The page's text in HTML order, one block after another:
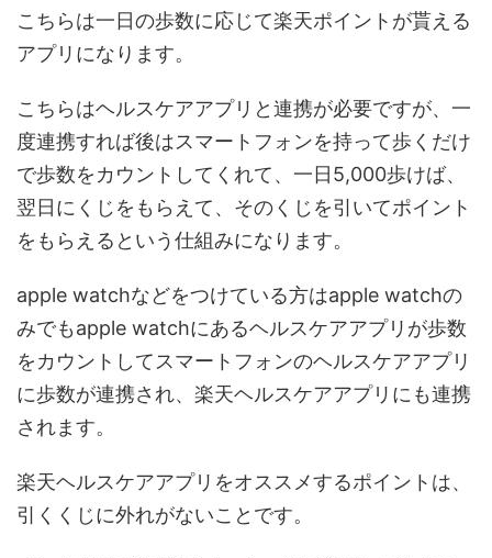
こちらは一日の歩数に応じて楽天ポイントが貰える
アプリになります。
こちらはヘルスケアアプリと連携が必要ですが、一
度連携すれば後はスマートフォンを持って歩くだけ
で歩数をカウントしてくれて、一日5,000歩けば、
翌日にくじをもらえて、そのくじを引いてポイント
をもらえるという仕組みになります。
apple watchなどをつけている方はapple watchの
みでもapple watchにあるヘルスケアアプリが歩数
をカウントしてスマートフォンのヘルスケアアプリ
に歩数が連携され、楽天ヘルスケアアプリにも連携
されます。
楽天ヘルスケアアプリをオススメするポイントは、
引くくじに外れがないことです。